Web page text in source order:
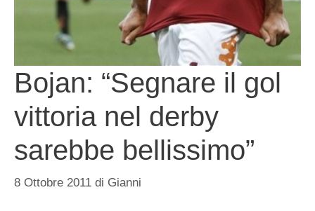
Bojan: “Segnare il gol
vittoria nel derby
sarebbe bellissimo”
8 Ottobre 2011 di Gianni